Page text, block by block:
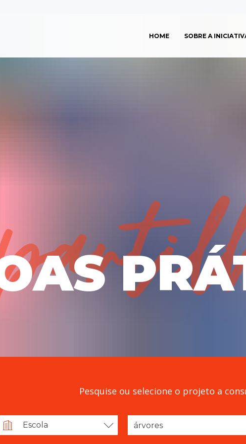
HOME SOBRE A
Pesquise ou selecione o projeto a
Escola